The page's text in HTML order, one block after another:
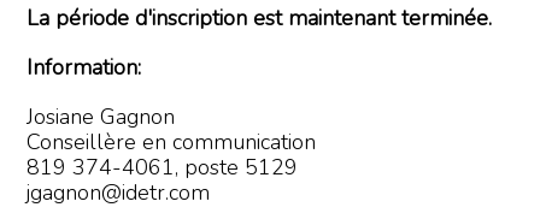
La période d'inscription est maintenant terminée.
Information:
Josiane Gagnon
Conseillère en communication
819 374-4061, poste 5129
jgagnon@idetr.com